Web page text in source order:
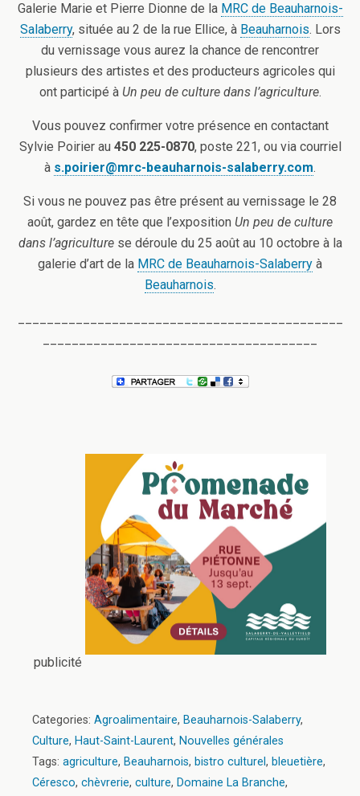
Galerie Marie et Pierre Dionne de la MRC de Beauharnois-
Salaberry, située au 2 de la rue Ellice, à Beauharnois. Lors
du vernissage vous aurez la chance de rencontrer
plusieurs des artistes et des producteurs agricoles qui
ont participé à Un peu de culture dans l’agriculture.
Vous pouvez confirmer votre présence en contactant
Sylvie Poirier au 450 225-0870, poste 221, ou via courriel
à s.poirier@mrc-beauharnois-salaberry.com.
Si vous ne pouvez pas être présent au vernissage le 28
août, gardez en tête que l’exposition Un peu de culture
dans l’agriculturese déroule du 25 août au 10 octobre à la
galerie d’art de la MRC de Beauharnois-Salaberry à
Beauharnois.
publicité
Categories: Agroalimentaire, Beauharnois-Salaberry,
Culture, Haut-Saint-Laurent, Nouvelles générales
Tags: agriculture, Beauharnois, bistro culturel , bleuetière,
Céresco, chèvrerie, culture, Domaine La Branche,